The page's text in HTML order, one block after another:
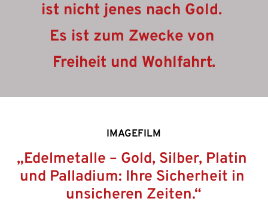
ist nicht jenes nach Gold.
Es ist zum Zwecke von
Freiheit und Wohlfahrt.
IMAGEFILM
„Edelmetalle – Gold, Silber, Platin
und Palladium: Ihre Sicherheit in
unsicheren Zeiten.“